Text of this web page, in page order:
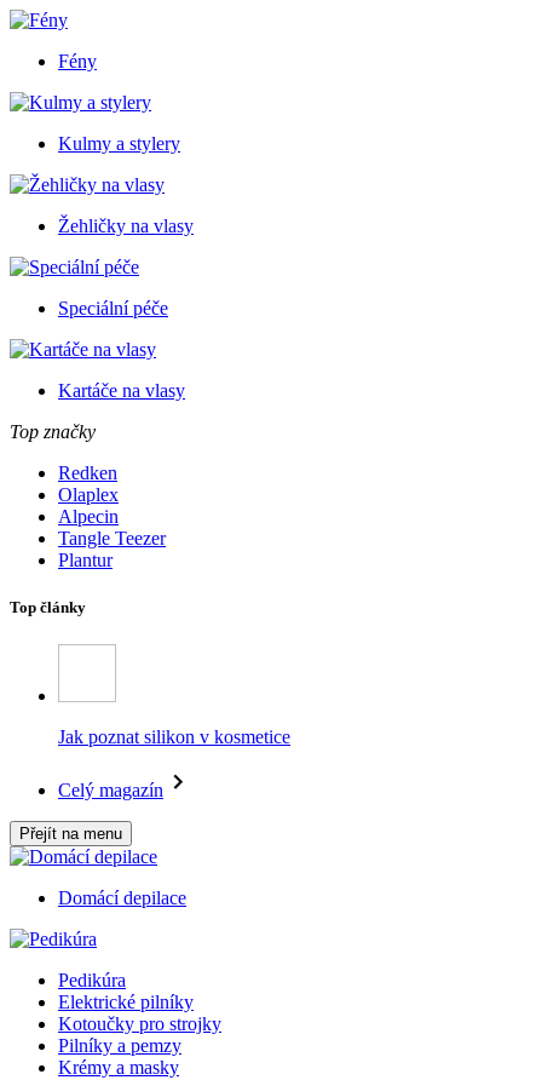
Fény
Kulmy a stylery
Žehličky na vlasy
Speciální péče
Kartáče na vlasy
Top značky
Redken
Olaplex
Alpecin
Tangle Teezer
Plantur
Top články
Jak poznat silikon v kosmetice
Celý magazín
Přejít na menu
Domácí depilace
Pedikúra
Elektrické pilníky
Kotoučky pro strojky
Pilníky a pemzy
Krémy a masky